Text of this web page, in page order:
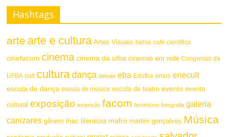
Hashtags
arte arte e cultura Artes Visuais bahia café científico
cinefacom cinema cinema da ufba cinemas em rede Congresso da
UFBA cult cultura dança debate eba Edufba emus enecult
escola de dança escola de música escola de teatro evento evento
cultural exposição extensão facom feminismo fotografia galeria
canizares gênero ihac literatura mafro martim gonçalves Música